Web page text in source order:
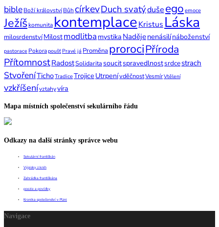
bibleBoží královstvíBůh církevDuch svatýdušeego emoce
Ježíškomunita kontemplaceKristus Láska
milosrdenstvíMilostmodlitba mystika Nadějenenásilínáboženství
pastorace Pokorapoušť Pravé já Proměna prorociPříroda
PřítomnostRadostSolidaritasoucitspravedlnostsrdcestrach
StvořeníTichoTradiceTrojice UtrpenívděčnostVesmírVtělení
vzkříšenívztahyvíra
Mapa místních společenství sekulárního řádu
Odkazy na další stránky správce webu
Sekulární františkán
Výpisky z knih
Zahrádka františkána
poezie a povídky
Kronika společenství v Plzni
Navigace